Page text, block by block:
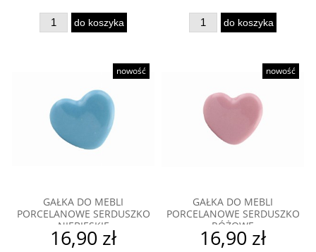
do koszyka do koszyka
GAŁKA DO MEBLI
PORCELANOWE SERDUSZKO
NIEBIESKIE
16,90 zł
nowość
GAŁKA DO MEBLI
PORCELANOWE SERDUSZKO
RÓŻOWE
16,90 zł
nowość